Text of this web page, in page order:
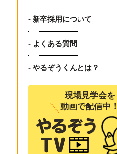
- 新卒採用について
- よくある質問
- やるぞうくんとは？
現場見学会を
動画で配信中！